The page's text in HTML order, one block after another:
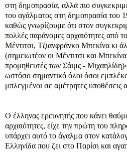
στη δημοπρασία, αλλά πιο
του αγάλματος στη δημοπρασία του
καθώς γνωρίζουμε ότι στον
πολλές παράνομες αρχαιότητες από
Μέντιτσι, Τζιανφράνκο Μπεκίνα κι
(σημειωτέον οι Μέντιτσι και
προμηθευτές των Σάιμς -
ωστόσο σημαντικό όλοι όσοι
μπλεγμένοι σε αμέτρητες υποθέσεις
Ο έλληνας ερευνητής που κάνει
αρχαιότητες, είχε την πρώτη του
υπάρχει αυτό το άγαλμα στον
Ελληνίδα που ζει στο Παρίσι και